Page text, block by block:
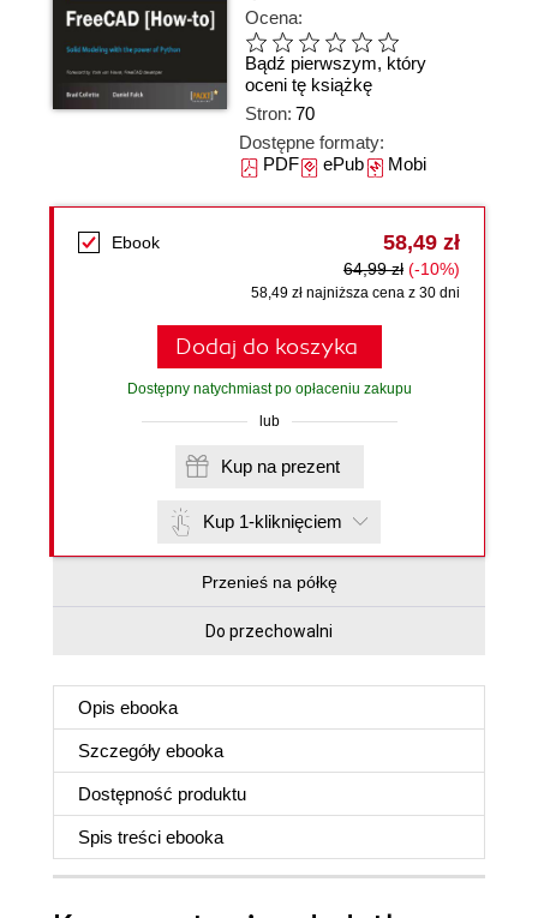
Ocena:
Bądź pierwszym, który
oceni tę książkę
Stron: 70
Dostępne formaty:
PDFePubMobi
Ebook 58,49 zł
64,99 zł (-10%)
58,49 zł najniższa cena z 30 dni
Dodaj do koszyka
Dostępny natychmiast po opłaceniu zakupu
lub
Kup na prezent
Kup 1-kliknięciem
Przenieś na półkę
Do przechowalni
Opis ebooka
Szczegóły ebooka
Dostępność produktu
Spis treści ebooka